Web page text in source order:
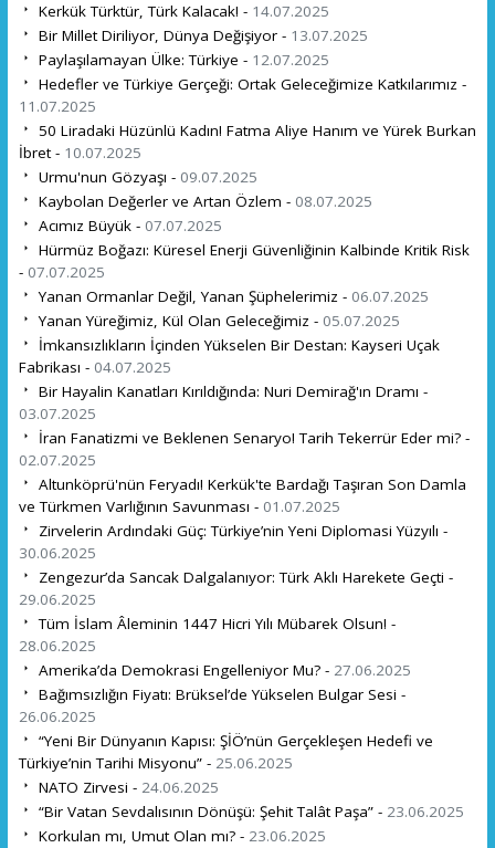
Kerkük Türktür, Türk Kalacak! - 14.07.2025
Bir Millet Diriliyor, Dünya Değişiyor - 13.07.2025
Paylaşılamayan Ülke: Türkiye - 12.07.2025
Hedefler ve Türkiye Gerçeği: Ortak Geleceğimize Katkılarımız -
11.07.2025
50 Liradaki Hüzünlü Kadın! Fatma Aliye Hanım ve Yürek Burkan
İbret - 10.07.2025
Urmu'nun Gözyaşı - 09.07.2025
Kaybolan Değerler ve Artan Özlem - 08.07.2025
Acımız Büyük - 07.07.2025
Hürmüz Boğazı: Küresel Enerji Güvenliğinin Kalbinde Kritik Risk
- 07.07.2025
Yanan Ormanlar Değil, Yanan Şüphelerimiz - 06.07.2025
Yanan Yüreğimiz, Kül Olan Geleceğimiz - 05.07.2025
İmkansızlıkların İçinden Yükselen Bir Destan: Kayseri Uçak
Fabrikası - 04.07.2025
Bir Hayalin Kanatları Kırıldığında: Nuri Demirağ'ın Dramı -
03.07.2025
İran Fanatizmi ve Beklenen Senaryo! Tarih Tekerrür Eder mi? -
02.07.2025
Altunköprü'nün Feryadı! Kerkük'te Bardağı Taşıran Son Damla
ve Türkmen Varlığının Savunması - 01.07.2025
Zirvelerin Ardındaki Güç: Türkiye’nin Yeni Diplomasi Yüzyılı -
30.06.2025
Zengezur’da Sancak Dalgalanıyor: Türk Aklı Harekete Geçti -
29.06.2025
Tüm İslam Âleminin 1447 Hicri Yılı Mübarek Olsun! -
28.06.2025
Amerika’da Demokrasi Engelleniyor Mu? - 27.06.2025
Bağımsızlığın Fiyatı: Brüksel’de Yükselen Bulgar Sesi -
26.06.2025
“Yeni Bir Dünyanın Kapısı: ŞİÖ’nün Gerçekleşen Hedefi ve
Türkiye’nin Tarihi Misyonu” - 25.06.2025
NATO Zirvesi - 24.06.2025
“Bir Vatan Sevdalısının Dönüşü: Şehit Talât Paşa” - 23.06.2025
Korkulan mı, Umut Olan mı? - 23.06.2025